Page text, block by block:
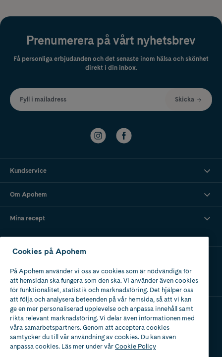
Prenumerera på vårt nyhetsbrev
Få personliga erbjudanden och det senaste inom hälsa och skönhet
direkt i din inbox.
Fyll i mailadress Skicka
Kundservice
Om Apohem
Mina recept
Apotek med tillstånd
av Läkemedelsverket
Cookies på Apohem
På Apohem använder vi oss av cookies som är nödvändiga för
att hemsidan ska fungera som den ska. Vi använder även cookies
för funktionalitet, statistik och marknadsföring. Det hjälper oss
att följa och analysera beteenden på vår hemsida, så att vi kan
ge en mer personaliserad upplevelse och anpassa innehåll samt
rikta relevant marknadsföring. Vi delar även informationen med
våra samarbetspartners. Genom att acceptera cookies
samtycker du till vår användning av cookies. Du kan även
anpassa cookies. Läs mer under vårCookie Policy